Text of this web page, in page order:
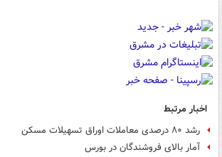
اخبار مرتبط
رشد ۸۰ درصدی معاملات اوراق تسهیلات مسکن
آمار بالای فروشندگان در بورس